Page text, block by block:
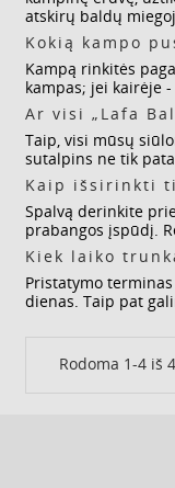
atskirų baldų
Kokią kampo
Kampą rinkitės
kampas; jei kairėje
Ar visi „Lafa
Taip, visi mūsų
sutalpins ne tik
Kaip išsirinkti
Spalvą derinkite
prabangos įspūdį.
Kiek laiko
Pristatymo
dienas. Taip pat
Rodoma 1-4 iš